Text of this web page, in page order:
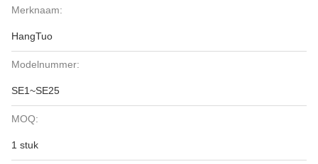
Merknaam:
HangTuo
Modelnummer:
SE1~SE25
MOQ:
1 stuk